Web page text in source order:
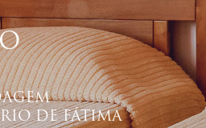
DE FÁTIMA